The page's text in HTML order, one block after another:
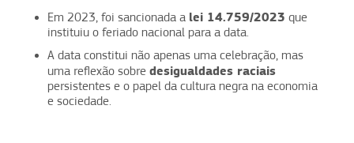
Em 2023, foi sancionada a lei 14.759/2023 que
instituiu o feriado nacional para a data.
A data constitui não apenas uma celebração, mas
uma reflexão sobre desigualdades raciais
persistentes e o papel da cultura negra na economia
e sociedade.